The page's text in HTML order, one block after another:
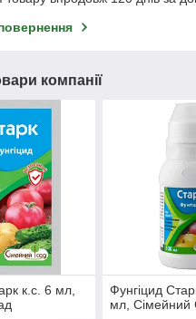
компанії
к.с. 6 мл,
Фунгіцид
мл, Сімейний